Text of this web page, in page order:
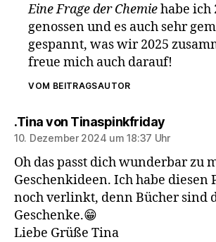
Eine Frage der Chemiehabe ich
genossen und es auch sehr
gespannt, was wir 2025
freue mich auch darauf!
VOM BEITRAGSAUTOR
.Tina von Tinaspinkfridaysagt:
10. Dezember 2024 um 18:37 Uhr
Oh das passt dich wunderbar zu
Geschenkideen. Ich habe diesen
noch verlinkt, denn Bücher sind
Geschenke.😁
Liebe Grüße Tina